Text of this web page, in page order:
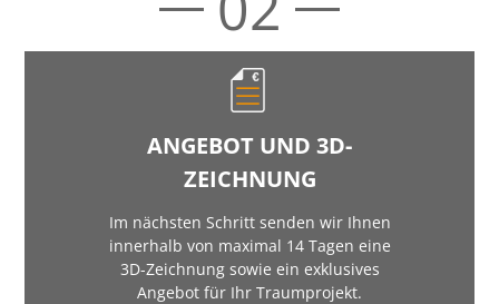
ANGEBOT UND 3D-
ZEICHNUNG
Im nächsten Schritt senden wir Ihnen
innerhalb von maximal 14 Tagen eine
3D-Zeichnung sowie ein exklusives
Angebot für Ihr Traumprojekt.